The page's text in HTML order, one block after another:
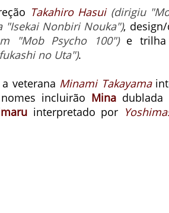
Takahiro Hasui (dirigiu
"Isekai Nonbiri Nouka"),
"Mob Psycho 100")e trilha
no Uta").
veterana Minami Takayama
incluirão Mina dublada
interpretado por